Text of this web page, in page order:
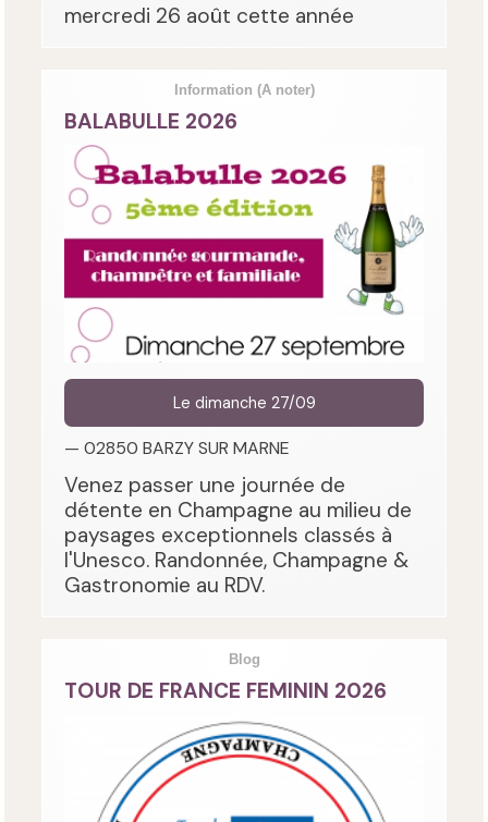
mercredi 26 août cette année
Information (A noter)
BALABULLE 2026
Le dimanche 27/09
— 02850 BARZY SUR MARNE
Venez passer une journée de
détente en Champagne au milieu de
paysages exceptionnels classés à
l'Unesco. Randonnée, Champagne &
Gastronomie au RDV.
Blog
TOUR DE FRANCE FEMININ 2026